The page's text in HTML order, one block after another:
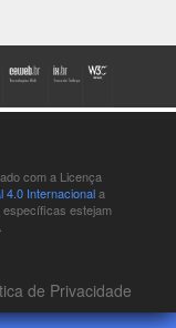
com a Licença
4.0 Internacionala
específicas estejam
de Privacidade